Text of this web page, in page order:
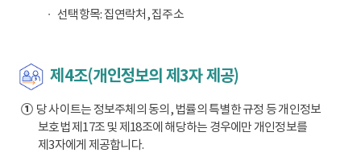
선택항목: 집연락처, 집주소
제4조(개인정보의 제3자 제공)
①당 사이트는 정보주체의 동의, 법률의 특별한 규정 등 개인정보
보호법 제17조 및 제18조에 해당하는 경우에만 개인정보를
제3자에게 제공합니다.